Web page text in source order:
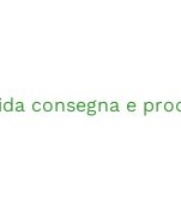
consegna e